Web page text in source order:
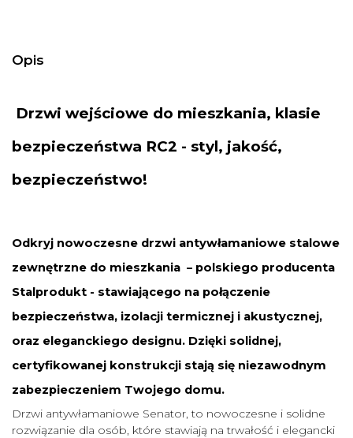
Opis
Drzwi wejściowe do mieszkania, klasie
bezpieczeństwa RC2 - styl, jakość,
bezpieczeństwo!
Odkryj nowoczesne drzwi antywłamaniowe stalowe
zewnętrzne do mieszkania – polskiego producenta
Stalprodukt - stawiającego na połączenie
bezpieczeństwa, izolacji termicznej i akustycznej,
oraz eleganckiego designu. Dzięki solidnej,
certyfikowanej konstrukcji stają się niezawodnym
zabezpieczeniem Twojego domu.
Drzwi antywłamaniowe Senator, to nowoczesne i solidne
rozwiązanie dla osób, które stawiają na trwałość i elegancki